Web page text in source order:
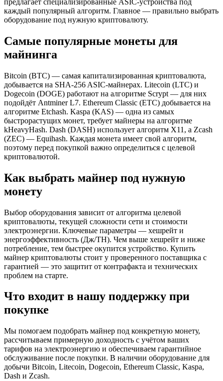
предлагает специализированные ASIC-устройства под
каждый популярный алгоритм. Главное — правильно выбрать
оборудование под нужную криптовалюту.
Самые популярные монеты для
майнинга
Bitcoin (BTC) — самая капитализированная криптовалюта,
добывается на SHA-256 ASIC-майнерах. Litecoin (LTC) и
Dogecoin (DOGE) работают на алгоритме Scrypt — для них
подойдёт Antminer L7. Ethereum Classic (ETC) добывается на
алгоритме Etchash. Kaspa (KAS) — одна из самых
быстрорастущих монет, требует майнеры на алгоритме
kHeavyHash. Dash (DASH) использует алгоритм X11, а Zcash
(ZEC) — Equihash. Каждая монета имеет свой алгоритм,
поэтому перед покупкой важно определиться с целевой
криптовалютой.
Как выбрать майнер под нужную
монету
Выбор оборудования зависит от алгоритма целевой
криптовалюты, текущей сложности сети и стоимости
электроэнергии. Ключевые параметры — хешрейт и
энергоэффективность (Дж/TH). Чем выше хешрейт и ниже
потребление, тем быстрее окупится устройство. Купить
майнер криптовалюты стоит у проверенного поставщика с
гарантией — это защитит от контрафакта и технических
проблем на старте.
Что входит в нашу поддержку при
покупке
Мы помогаем подобрать майнер под конкретную монету,
рассчитываем примерную доходность с учётом ваших
тарифов на электроэнергию и обеспечиваем гарантийное
обслуживание после покупки. В наличии оборудование для
добычи Bitcoin, Litecoin, Dogecoin, Ethereum Classic, Kaspa,
Dash и Zcash.